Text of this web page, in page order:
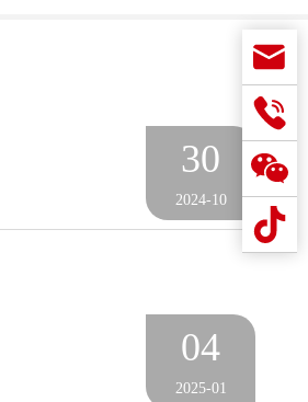
30
2024-10
04
2025-01